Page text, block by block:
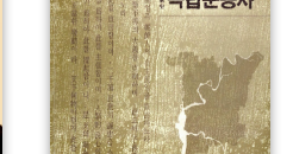
발행 :
생산 :